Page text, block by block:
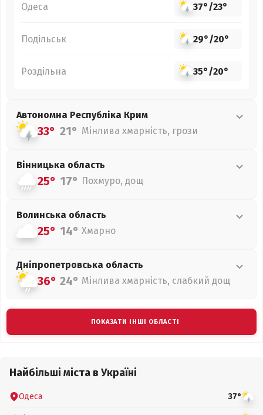
Одеса 37°/23°
Подільськ 29°/20°
Роздільна 35°/20°
Автономна Республіка Крим
33° 21° Мінлива хмарність, грози
Вінницька область
25° 17° Похмуро, дощ
Волинська область
25° 14° Хмарно
Дніпропетровська область
36° 24° Мінлива хмарність, слабкий дощ
ПОКАЗАТИ ІНШІ ОБЛАСТІ
Найбільші міста в Україні
Одеса 37°